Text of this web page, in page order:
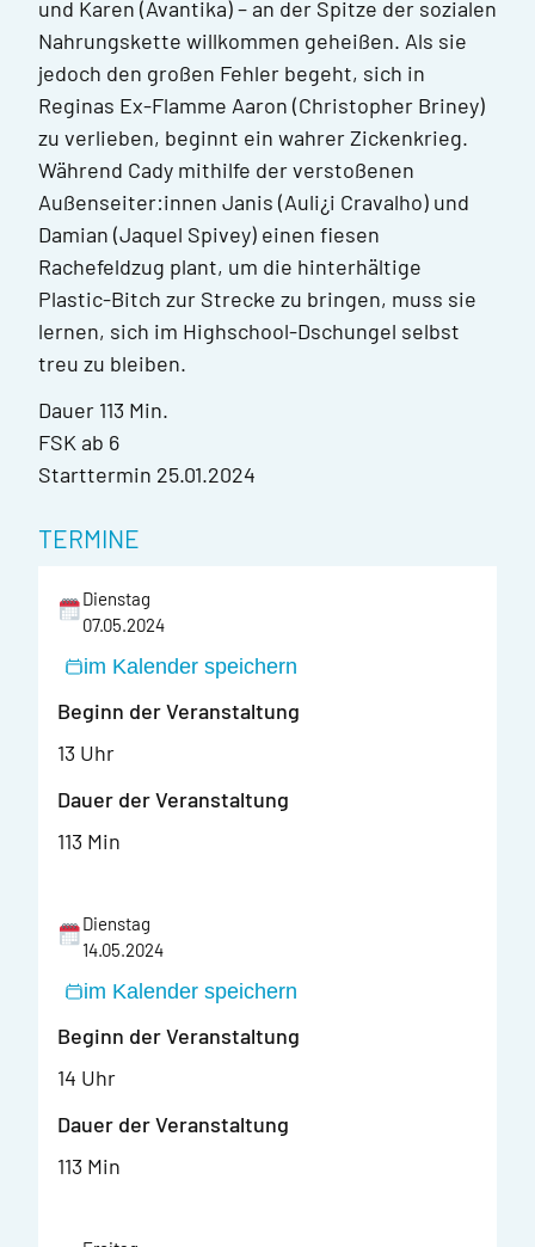
und Karen (Avantika) – an der Spitze der sozialen
Nahrungskette willkommen geheißen. Als sie
jedoch den großen Fehler begeht, sich in
Reginas Ex-Flamme Aaron (Christopher Briney)
zu verlieben, beginnt ein wahrer Zickenkrieg.
Während Cady mithilfe der verstoßenen
Außenseiter:innen Janis (Auli¿i Cravalho) und
Damian (Jaquel Spivey) einen fiesen
Rachefeldzug plant, um die hinterhältige
Plastic-Bitch zur Strecke zu bringen, muss sie
lernen, sich im Highschool-Dschungel selbst
treu zu bleiben.
Dauer 113 Min.
FSK ab 6
Starttermin 25.01.2024
TERMINE
Dienstag
07.05.2024
im Kalender speichern
Beginn der Veranstaltung
13 Uhr
Dauer der Veranstaltung
113 Min
Dienstag
14.05.2024
im Kalender speichern
Beginn der Veranstaltung
14 Uhr
Dauer der Veranstaltung
113 Min